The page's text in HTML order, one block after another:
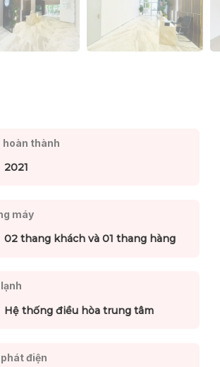
hoàn thành
2021
máy
02 thang khách và 01 thang hàng
Hệ thống điều hòa trung tâm
điện